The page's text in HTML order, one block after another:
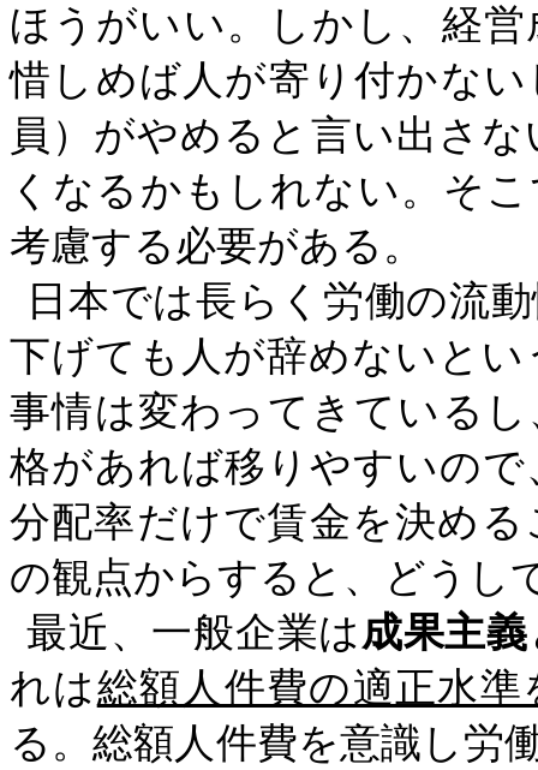
ほうがいい。しかし、経
惜しめば人が寄り付かな
員）がやめると言い出さ
くなるかもしれない。そ
考慮する必要がある。
日本では長らく労働の流
下げても人が辞めないと
事情は変わってきている
格があれば移りやすいの
分配率だけで賃金を決め
の観点からすると、どうし
最近、一般企業は成果主義
れは総額人件費の適正水準
る。総額人件費を意識し労